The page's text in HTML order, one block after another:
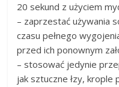
20 sekund z użyciem
– zaprzestać używania
czasu pełnego
przed ich ponownym
– stosować jedynie
jak sztuczne łzy, krople